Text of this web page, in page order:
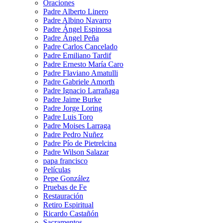
Oraciones
Padre Alberto Linero
Padre Albino Navarro
Padre Ángel Espinosa
Padre Ángel Peña
Padre Carlos Cancelado
Padre Emiliano Tardif
Padre Ernesto María Caro
Padre Flaviano Amatulli
Padre Gabriele Amorth
Padre Ignacio Larrañaga
Padre Jaime Burke
Padre Jorge Loring
Padre Luis Toro
Padre Moises Larraga
Padre Pedro Nuñez
Padre Pío de Pietrelcina
Padre Wilson Salazar
papa francisco
Películas
Pepe González
Pruebas de Fe
Restauración
Retiro Espiritual
Ricardo Castañón